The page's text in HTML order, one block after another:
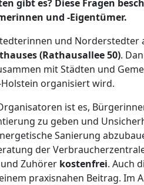
gibt es? Diese Fragen
und -Eigentümer.
und Norderstedter
(Rathausallee 50).
mit Städten und
organisiert wird.
ist es,
zu geben und
Sanierung
der
Zuhörer kostenfrei. Auch
praxisnahen Beitrag. Im